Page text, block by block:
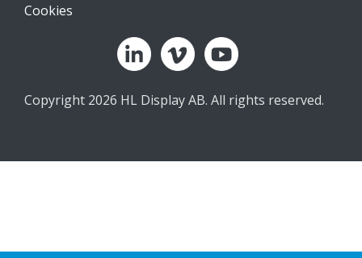
Cookies
Copyright 2026 HL Display AB. All rights reserved.